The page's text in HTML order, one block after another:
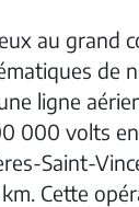
au grand
de
ligne
000 volts
Saint-
Cette